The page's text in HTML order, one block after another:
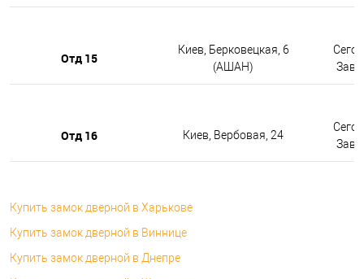
Отд 15
Киев, Берковецкая, 6
(АШАН)
Отд 16 Киев, Вербовая, 24
Купить замок дверной в Харькове
Купить замок дверной в Виннице
Купить замок дверной в Днепре